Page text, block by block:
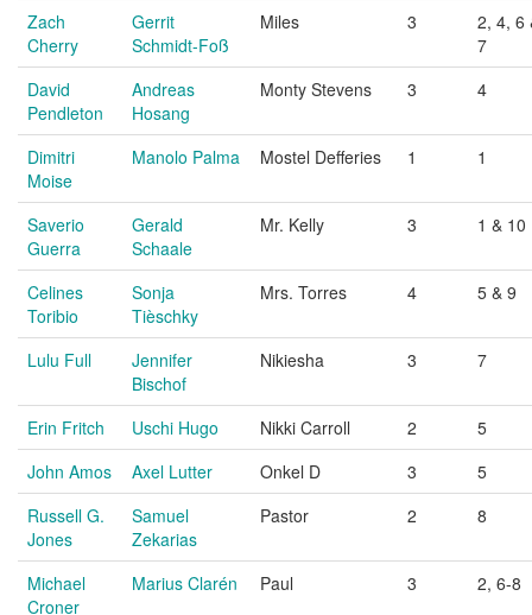
Zach
Cherry
Gerrit
Schmidt-Foß
Miles 3
2, 4, 6
7
David
Pendleton
Andreas
Hosang
Monty Stevens 3 4
Dimitri
Moise
Manolo Palma Mostel Defferies 1 1
Saverio
Guerra
Gerald
Schaale
Mr. Kelly 3 1 & 10
Celines
Toribio
Sonja
Tièschky
Mrs. Torres 4 5 & 9
Lulu Full
Jennifer
Bischof
Nikiesha 3 7
Erin Fritch Uschi Hugo Nikki Carroll 2
5
John Amos
Axel Lutter Onkel D 3
5
Russell G.
Jones
Samuel
Zekarias
Pastor 2 8
Michael
Croner
Marius Clarén Paul 3 2, 6-8